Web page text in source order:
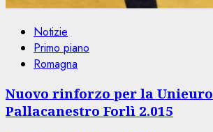
Notizie
Primo piano
Romagna
Nuovo rinforzo per la Unieuro
Pallacanestro Forlì 2.015